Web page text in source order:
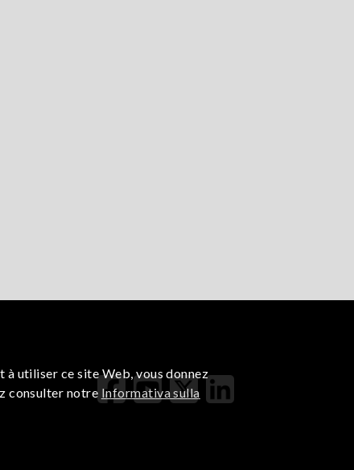
utiliser ce site Web, vous donnez
consulter notre Informativa sulla